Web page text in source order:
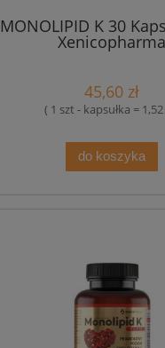
MONOLIPID K 30
Xenicopharma
45,60 zł
( 1 szt - kapsułka = 1,52
do koszyka